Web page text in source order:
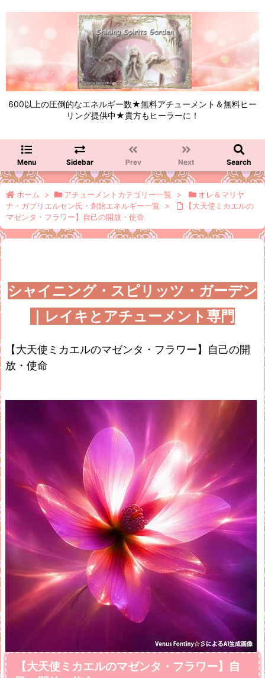
600以上の圧倒的なエネルギー数★無料アチューメント＆無料ヒー
リング提供中★貴方もヒーラーに！
Menu Sidebar Prev Next Search
ホーム > アチューメントカテゴリー一覧 >
オレ＆マリヤ
ナ・ガブリエルセン氏・創始エネルギー一覧
>
【大天使ミカエルの
マゼンタ・フラワー】自己の開放・使命
シャイニング・スピリッツ・ガーデン
｜レイキとアチューメント専門
【大天使ミカエルのマゼンタ・フラワー】自己の開
放・使命
【大天使ミカエルのマゼンタ・フラワー】自